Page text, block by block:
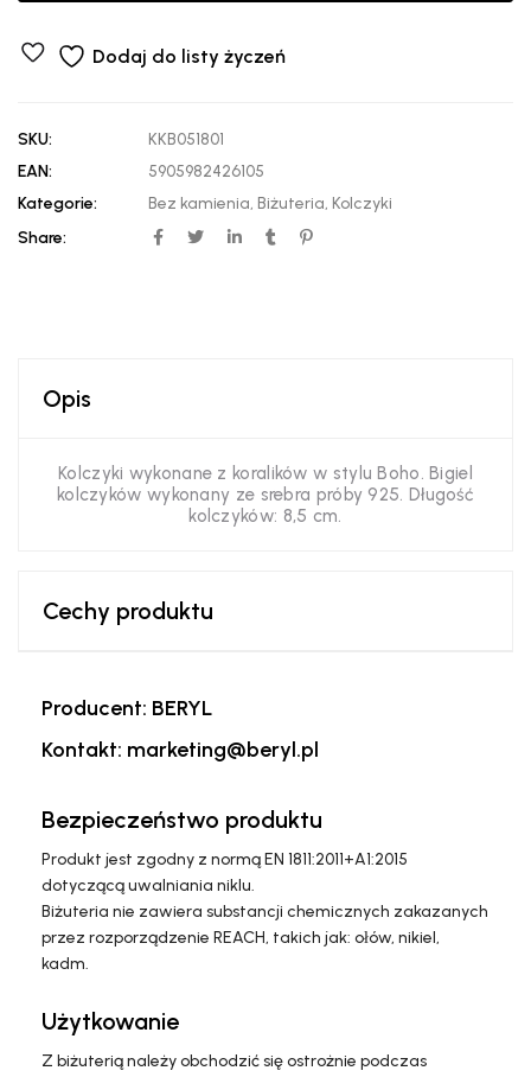
Dodaj do listy życzeń
SKU:
KKB051801
EAN:
5905982426105
Kategorie:
Bez kamienia, Biżuteria, Kolczyki
Share:
Opis
Kolczyki wykonane z koralików w stylu Boho. Bigiel
kolczyków wykonany ze srebra próby 925. Długość
kolczyków: 8,5 cm.
Cechy produktu
Producent: BERYL
Kontakt: marketing@beryl.pl
Bezpieczeństwo produktu
Produkt jest zgodny z normą EN 1811:2011+A1:2015
dotyczącą uwalniania niklu.
Biżuteria nie zawiera substancji chemicznych zakazanych
przez rozporządzenie REACH, takich jak: ołów, nikiel,
kadm.
Użytkowanie
Z biżuterią należy obchodzić się ostrożnie podczas